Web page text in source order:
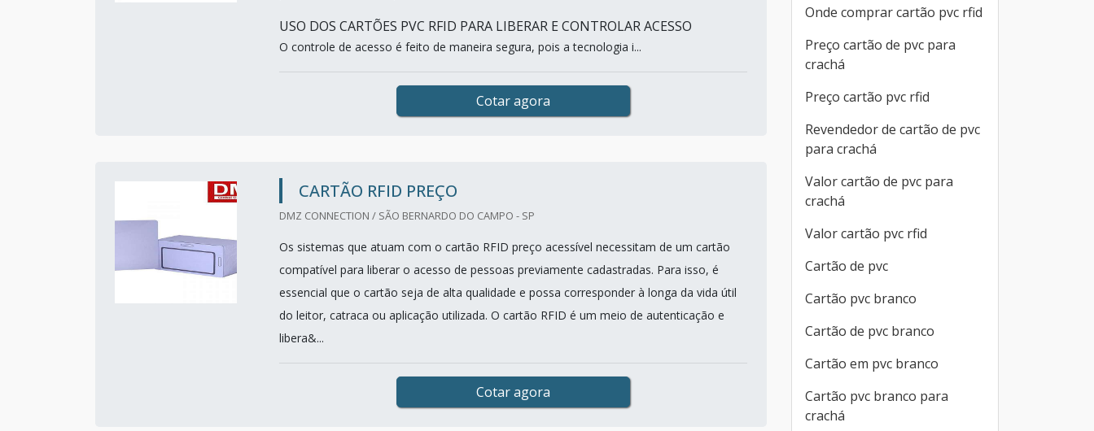
USO DOS CARTÕES PVC RFID PARA LIBERAR E CONTROLAR ACESSO
O controle de acesso é feito de maneira segura, pois a tecnologia i...
Cotar agora
CARTÃO RFID PREÇO
DMZ CONNECTION / SÃO BERNARDO DO CAMPO - SP
Os sistemas que atuam com o cartão RFID preço acessível necessitam de um cartão
compatível para liberar o acesso de pessoas previamente cadastradas. Para isso, é
essencial que o cartão seja de alta qualidade e possa corresponder à longa da vida útil
do leitor, catraca ou aplicação utilizada. O cartão RFID é um meio de autenticação e
libera&...
Cotar agora
Onde comprar cartão pvc rfid
Preço cartão de pvc para
crachá
Preço cartão pvc rfid
Revendedor de cartão de pvc
para crachá
Valor cartão de pvc para
crachá
Valor cartão pvc rfid
Cartão de pvc
Cartão pvc branco
Cartão de pvc branco
Cartão em pvc branco
Cartão pvc branco para
crachá